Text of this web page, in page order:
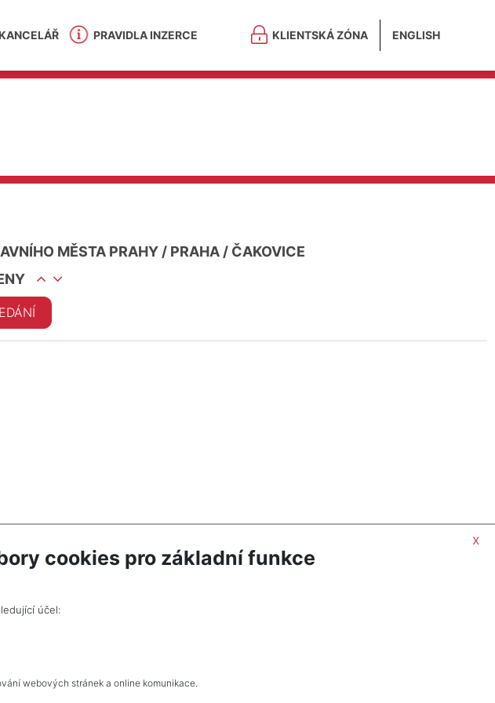
PRAVIDLA INZERCE KLIENTSKÁ ZÓNA ENGLISH
MĚSTA PRAHY/ PRAHA/ ČAKOVICE
x
cookies pro základní funkce
účel:
webových stránek a online komunikace.